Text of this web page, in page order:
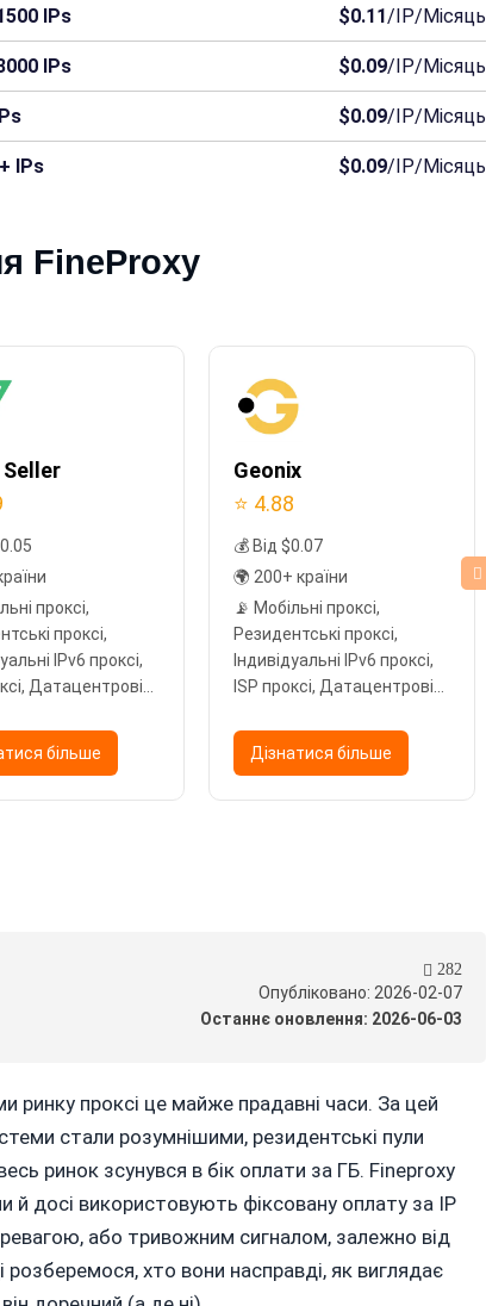
IPs $0.11/IP/Місяць
IPs $0.09/IP/Місяць
$0.09/IP/Місяць
IPs $0.09/IP/Місяць
FineProxy
Seller
проксі,
проксі,
IPv6 проксі,
Датацентрові
більше
Geonix
⭐ 4.88
💰 Від $0.07
🌍 200+ країни
📡 Мобільні проксі,
Резидентські проксі,
Індивідуальні IPv6 проксі,
ISP проксі, Датацентрові
Дізнатися більше
Опубліковано: 2026-02-07
Останнє оновлення: 2026-06-03
282
ринку проксі це майже прадавні часи. За цей
стали розумнішими, резидентські пули
ринок зсунувся в бік оплати за ГБ. Fineproxy
досі використовують фіксовану оплату за IP
або тривожним сигналом, залежно від
хто вони насправді, як виглядає